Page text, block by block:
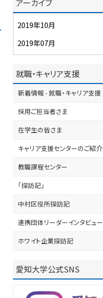
2019年10月
2019年07月
就職・キャリア支援
新着情報 - 就職・キャリア支援
採用ご担当者さま
在学生の皆さま
キャリア支援センターのご紹介
教職課程センター
「探訪記」
中村区役所探訪記
連携団体リーダーインタビュー
ホワイト企業探訪記
愛知大学公式SNS